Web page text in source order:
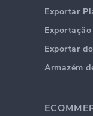
Exportar
Exportar
Armazém